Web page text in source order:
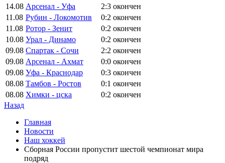
14.08 Арсенал - Уфа 2:3 окончен
11.08 Рубин - Локомотив 0:2 окончен
11.08 Ротор - Зенит 0:2 окончен
10.08 Урал - Динамо 0:2 окончен
09.08 Спартак - Сочи 2:2 окончен
09.08 Арсенал - Ахмат 0:0 окончен
09.08 Уфа - Краснодар 0:3 окончен
08.08 Тамбов - Ростов 0:1 окончен
08.08 Химки - цска 0:2 окончен
Назад
Главная
Новости
Наш хоккей
Сборная России пропустит шестой чемпионат мира
подряд